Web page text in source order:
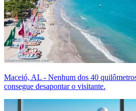
Maceió, AL - Nenhum dos 40
consegue desapontar o visitante.